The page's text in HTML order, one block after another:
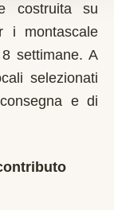
costruita su
i montascale
settimane. A
selezionati
e di